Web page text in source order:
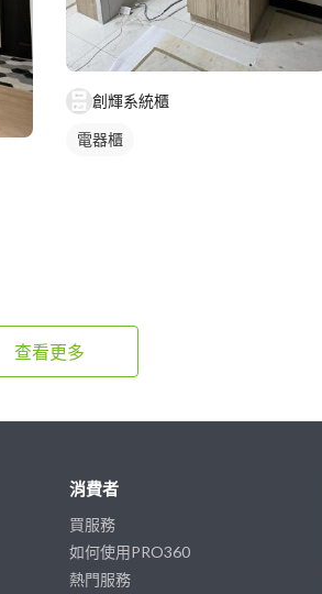
創輝系統櫃
電器櫃
查看更多
消費者
買服務
如何使用PRO360
熱門服務